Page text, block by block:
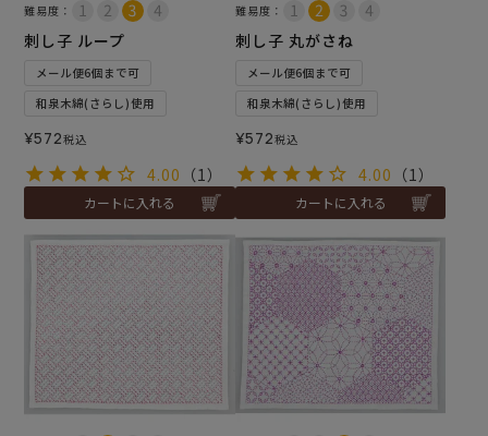
難易度：
刺し子 ループ
メール便6個まで可
和泉木綿(さらし)使用
¥572税込
4.00 （1）
カートに入れる
難易度：
刺し子 丸がさね
メール便6個まで可
和泉木綿(さらし)使用
¥572税込
4.00 （1）
カートに入れる